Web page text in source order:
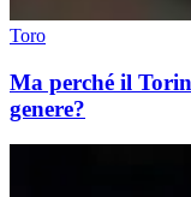
Toro
Ma perché il
genere?